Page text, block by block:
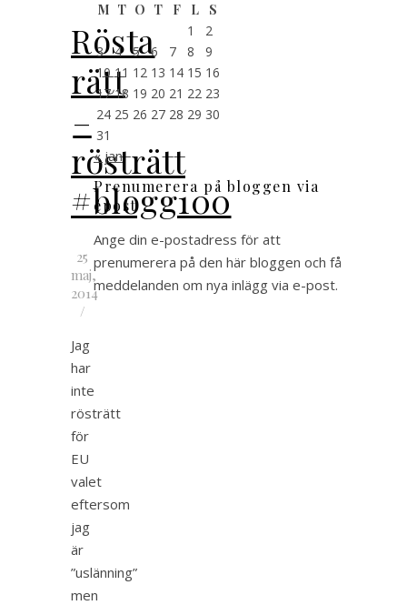
Rösta
rätt
–
rösträtt
#blogg100
25
maj,
2014
/
Jag
har
inte
rösträtt
för
EU
valet
eftersom
jag
är
”uslänning”
men
M T O T F L
S
1
2
3
4 5 6 7 8
9
10 11 12 13 14 15 16
17 18 19 20 21 22 23
24 25 26 27 28 29 30
31
« jan
Prenumerera på bloggen via
epost
Ange din e-postadress för att
prenumerera på den här bloggen och få
meddelanden om nya inlägg via e-post.